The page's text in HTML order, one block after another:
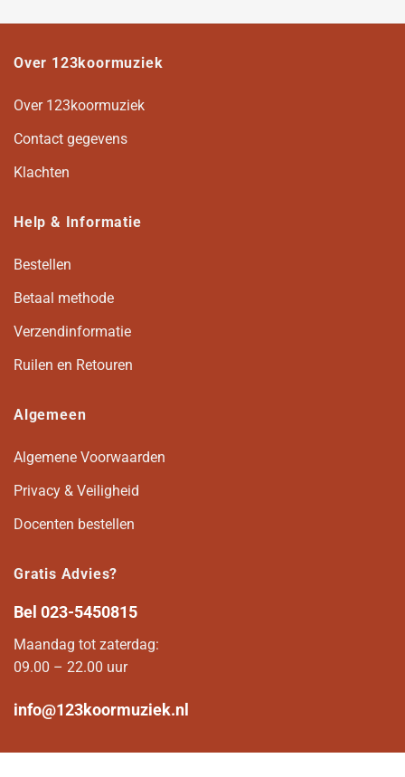
Over 123koormuziek
Over 123koormuziek
Contact gegevens
Klachten
Help & Informatie
Bestellen
Betaal methode
Verzendinformatie
Ruilen en Retouren
Algemeen
Algemene Voorwaarden
Privacy & Veiligheid
Docenten bestellen
Gratis Advies?
Bel 023-5450815
Maandag tot zaterdag:
09.00 – 22.00 uur
info@123koormuziek.nl